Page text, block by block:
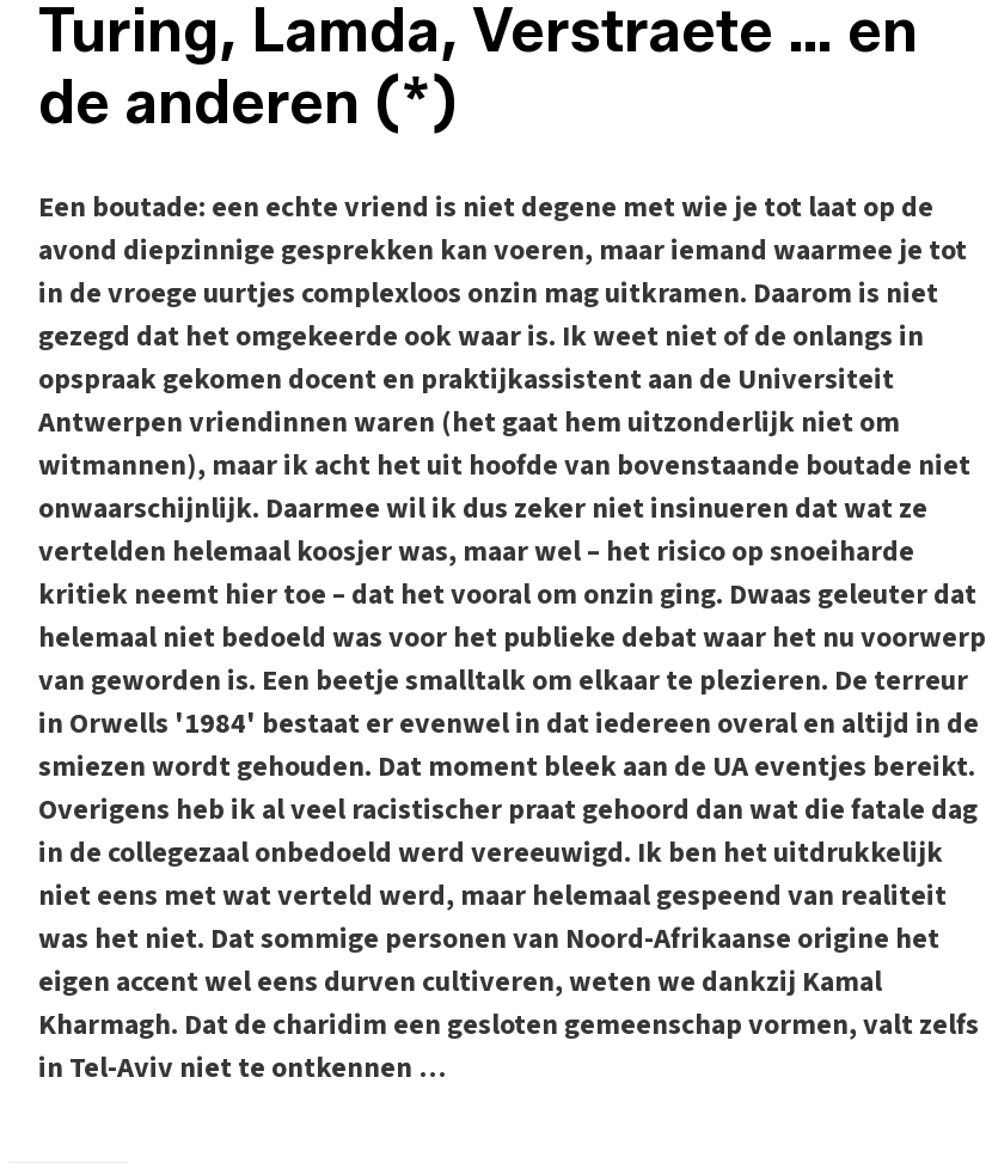
Turing, Lamda, Verstraete … en
de anderen (*)
Een boutade: een echte vriend is niet degene met wie je tot laat op de
avond diepzinnige gesprekken kan voeren, maar iemand waarmee je tot
in de vroege uurtjes complexloos onzin mag uitkramen. Daarom is niet
gezegd dat het omgekeerde ook waar is. Ik weet niet of de onlangs in
opspraak gekomen docent en praktijkassistent aan de Universiteit
Antwerpen vriendinnen waren (het gaat hem uitzonderlijk niet om
witmannen), maar ik acht het uit hoofde van bovenstaande boutade niet
onwaarschijnlijk. Daarmee wil ik dus zeker niet insinueren dat wat ze
vertelden helemaal koosjer was, maar wel – het risico op snoeiharde
kritiek neemt hier toe – dat het vooral om onzin ging. Dwaas geleuter dat
helemaal niet bedoeld was voor het publieke debat waar het nu voorwerp
van geworden is. Een beetje smalltalk om elkaar te plezieren. De terreur
in Orwells '1984' bestaat er evenwel in dat iedereen overal en altijd in de
smiezen wordt gehouden. Dat moment bleek aan de UA eventjes bereikt.
Overigens heb ik al veel racistischer praat gehoord dan wat die fatale dag
in de collegezaal onbedoeld werd vereeuwigd. Ik ben het uitdrukkelijk
niet eens met wat verteld werd, maar helemaal gespeend van realiteit
was het niet. Dat sommige personen van Noord-Afrikaanse origine het
eigen accent wel eens durven cultiveren, weten we dankzij Kamal
Kharmagh. Dat de charidim een gesloten gemeenschap vormen, valt zelfs
in Tel-Aviv niet te ontkennen …